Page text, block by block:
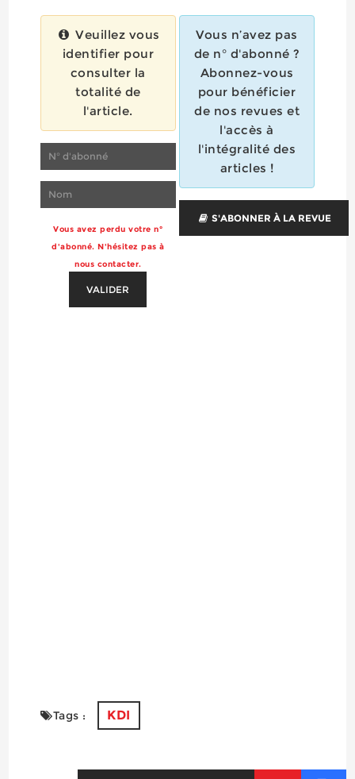
Veuillez vous
identifier pour
consulter la
totalité de
l'article.
Vous avez perdu votre n°
d'abonné. N'hésitez pas à
nous contacter.
VALIDER
Vous n’avez pas
de n° d'abonné ?
Abonnez-vous
pour bénéficier
de nos revues et
l'accès à
l'intégralité des
articles !
S'ABONNER À LA REVUE
Tags : KDI